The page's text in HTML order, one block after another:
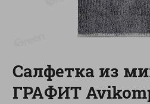
О сервисе
Салфетка из
ГРАФИТ